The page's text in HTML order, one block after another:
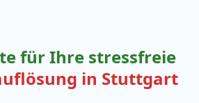
für Ihre stressfreie
in Stuttgart